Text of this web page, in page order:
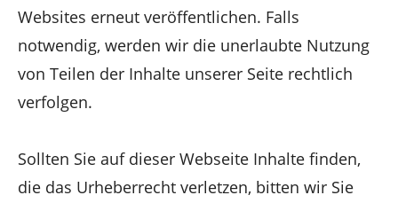
Websites erneut veröffentlichen. Falls
notwendig, werden wir die unerlaubte Nutzung
von Teilen der Inhalte unserer Seite rechtlich
verfolgen.
Sollten Sie auf dieser Webseite Inhalte finden,
die das Urheberrecht verletzen, bitten wir Sie